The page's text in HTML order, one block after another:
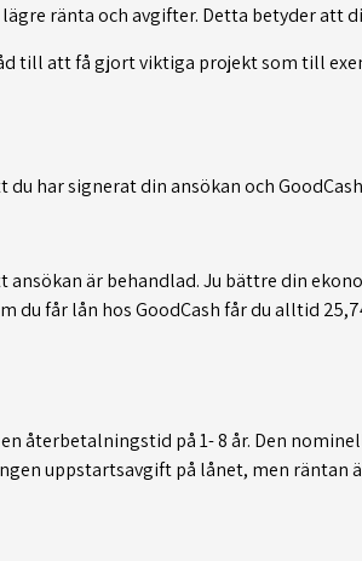
ränta och avgifter. Detta betyder att
till att få gjort viktiga projekt som till
har signerat din ansökan och
är behandlad. Ju bättre din
du får lån hos GoodCash får du alltid
återbetalningstid på 1- 8 år. Den
uppstartsavgift på lånet, men räntan